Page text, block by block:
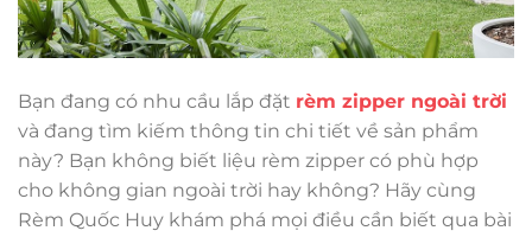
Bạn đang có nhu cầu lắp đặt rèm zipper ngoài trời
và đang tìm kiếm thông tin chi tiết về sản phẩm
này? Bạn không biết liệu rèm zipper có phù hợp
cho không gian ngoài trời hay không? Hãy cùng
Rèm Quốc Huy khám phá mọi điều cần biết qua bài